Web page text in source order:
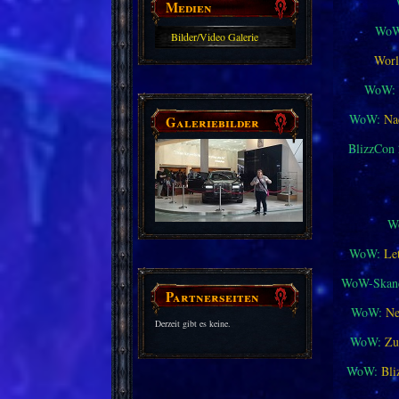
Medien
Bilder/Video Galerie
Galeriebilder
Partnerseiten
Derzeit gibt es keine.
WoW:
WoW:
BlizzCon
WoW:
WoW-
WoW:
WoW:
WoW: